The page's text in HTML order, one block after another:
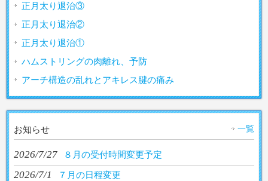
正月太り退治③
正月太り退治②
正月太り退治①
ハムストリングの肉離れ、予防
アーチ構造の乱れとアキレス腱の痛み
お知らせ 一覧
2026/7/27 ８月の受付時間変更予定
2026/7/1 ７月の日程変更